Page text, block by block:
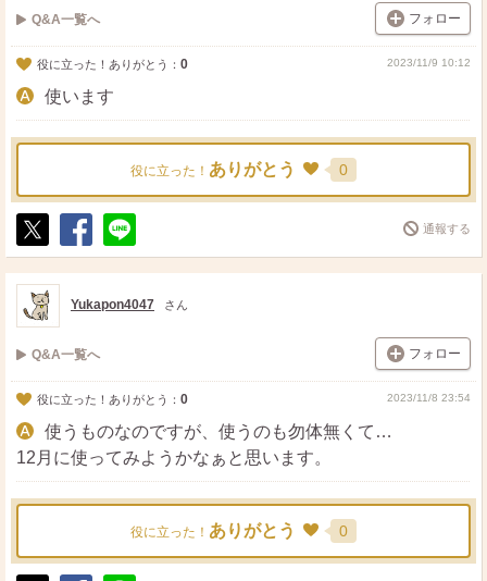
Q&A一覧へ フォロー
役に立った！ありがとう： 0 2023/11/9 10:12
使います
役に立った！ ありがとう 0
ポ
ス
ト
シ
ェ
送
る
通報する
Yukapon4047 さん
Q&A一覧へ フォロー
役に立った！ありがとう： 0 2023/11/8 23:54
使うものなのですが、使うのも勿体無くて…
12月に使ってみようかなぁと思います。
役に立った！ ありがとう 0